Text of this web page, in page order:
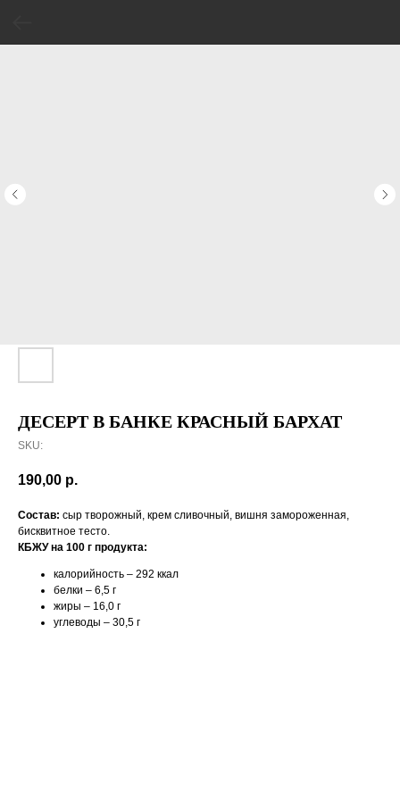
ДЕСЕРТ В БАНКЕ КРАСНЫЙ БАРХАТ
SKU:
190,00 р.
Состав: сыр творожный, крем сливочный, вишня замороженная,
бисквитное тесто.
КБЖУ на 100 г продукта:
калорийность – 292 ккал
белки – 6,5 г
жиры – 16,0 г
углеводы – 30,5 г